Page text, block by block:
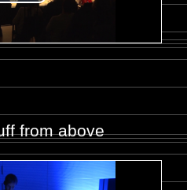
from above